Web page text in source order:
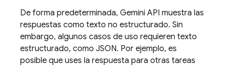
De forma predeterminada, Gemini API muestra las
respuestas como texto no estructurado. Sin
embargo, algunos casos de uso requieren texto
estructurado, como JSON. Por ejemplo, es
posible que uses la respuesta para otras tareas